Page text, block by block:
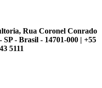
Rua Coronel Conrado
- Brasil - 14701-000 | +55
5111